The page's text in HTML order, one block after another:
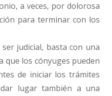
a veces, por dolorosa
para terminar con los
judicial, basta con una
que los cónyuges pueden
de iniciar los trámites
lugar también a una